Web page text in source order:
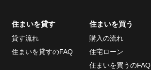
個人情報の取り扱い
について
反社会的勢力排除条
住まいを貸す
貸す流れ
住まいを貸すのFAQ
住まいを買う
購入の流れ
住宅ローン
住まいを買うのFAQ